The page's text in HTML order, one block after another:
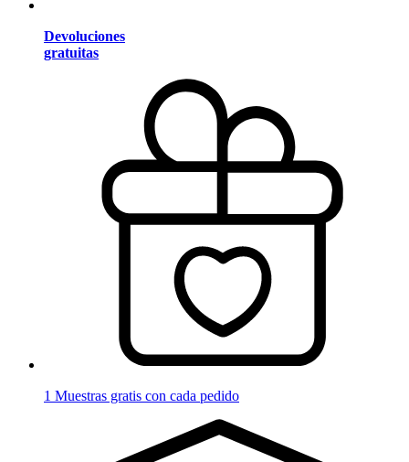
Devoluciones
gratuitas
1 Muestras gratis con cada pedido